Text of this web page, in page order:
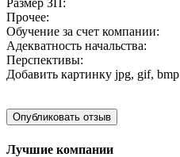
Размер ЗП:
Прочее:
Обучение за счет компании:
Адекватность начальства:
Перспективы:
Добавить картинку jpg, gif, bmp
Лучшие компании